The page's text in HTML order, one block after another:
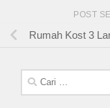
POST
Rumah Kost 3
Cari
untuk: